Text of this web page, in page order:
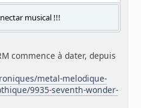
musical !!!
commence à dater, depuis
metal-melodique-
9935-seventh-wonder-